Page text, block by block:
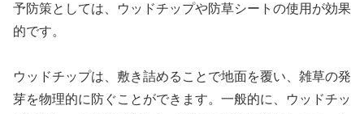
予防策としては、ウッドチップや防草シートの使用が効果
的です。
ウッドチップは、敷き詰めることで地面を覆い、雑草の発
芽を物理的に防ぐことができます。一般的に、ウッドチッ